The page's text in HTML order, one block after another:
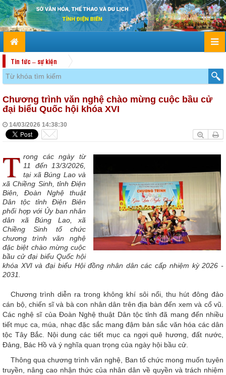
Tin tức – sự kiện
Chương trình văn nghệ chào mừng cuộc bầu cử
đại biểu Quốc hội khóa XVI
14/03/2026 14:38:30
T rong các ngày từ
11 đến 13/3/2026,
tại xã Búng Lao và
xã Chiềng Sinh, tỉnh Điện
Biên, Đoàn Nghệ thuật
Dân tộc tỉnh Điện Biên
phối hợp với Ủy ban nhân
dân xã Búng Lao, xã
Chiềng Sinh tổ chức
chương trình văn nghệ
đặc biệt chào mừng cuộc
bầu cử đại biểu Quốc hội
khóa XVI và đại biểu Hội đồng nhân dân các cấp nhiệm kỳ 2026 -
2031.
Chương trình diễn ra trong không khí sôi nổi, thu hút đông đảo
cán bộ, chiến sĩ và bà con nhân dân trên địa bàn đến xem và cổ vũ.
Các nghệ sĩ của Đoàn Nghệ thuật Dân tộc tỉnh đã mang đến nhiều
tiết mục ca, múa, nhạc đặc sắc mang đậm bản sắc văn hóa các dân
tộc Tây Bắc. Nội dung các tiết mục ca ngợi quê hương, đất nước,
Đảng, Bác Hồ và ý nghĩa quan trọng của ngày hội bầu cử.
Thông qua chương trình văn nghệ, Ban tổ chức mong muốn tuyên
truyền, nâng cao nhận thức của nhân dân về quyền và trách nhiệm